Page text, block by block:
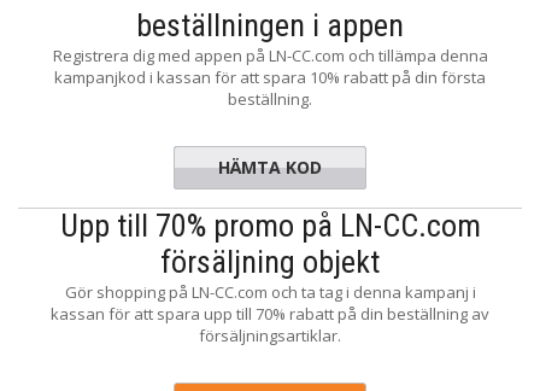
beställningen i appen
Registrera dig med appen på LN-CC.com och tillämpa denna
kampanjkod i kassan för att spara 10% rabatt på din första
beställning.
LNAPP10
HÄMTA KOD
Upp till 70% promo på LN-CC.com
försäljning objekt
Gör shopping på LN-CC.com och ta tag i denna kampanj i
kassan för att spara upp till 70% rabatt på din beställning av
försäljningsartiklar.